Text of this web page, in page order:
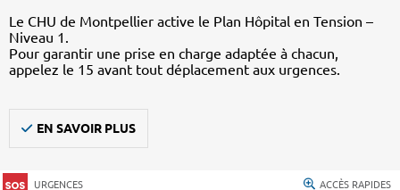
Le CHU de Montpellier active le Plan Hôpital en Tension –
Niveau 1.
Pour garantir une prise en charge adaptée à chacun,
appelez le 15 avant tout déplacement aux urgences.
EN SAVOIR PLUS
URGENCES ACCÈS RAPIDES